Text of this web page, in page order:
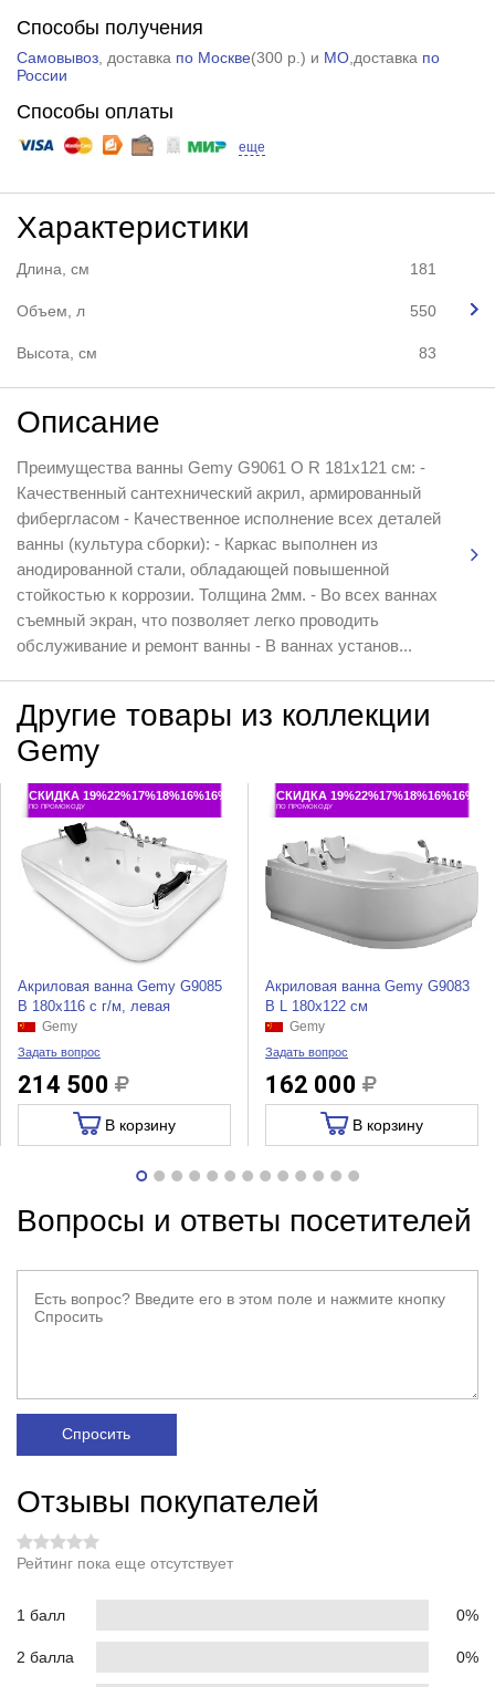
Способы получения
Самовывоз, доставка по Москве(300 р.) и МО,доставка по
России
Способы оплаты
еще
Характеристики
Длина, см 181
Объем, л 550
Высота, см 83
Описание
Преимущества ванны Gemy G9061 O R 181x121 см: -
Качественный сантехнический акрил, армированный
фибергласом - Качественное исполнение всех деталей
ванны (культура сборки): - Каркас выполнен из
анодированной стали, обладающей повышенной
стойкостью к коррозии. Толщина 2мм. - Во всех ваннах
съемный экран, что позволяет легко проводить
обслуживание и ремонт ванны - В ваннах установ...
Другие товары из коллекции
Gemy
СКИДКА 19%22%17%18%16%16%
ПО ПРОМОКОДУ
Акриловая ванна Gemy G9085
B 180x116 с г/м, левая
Gemy
Задать вопрос
214 500
В корзину
СКИДКА 19%22%17%18%16%16%
ПО ПРОМОКОДУ
Акриловая ванна Gemy G9083
B L 180x122 см
Gemy
Задать вопрос
162 000
В корзину
Вопросы и ответы посетителей
Спросить
Отзывы покупателей
Рейтинг пока еще отсутствует
1 балл 0%
2 балла 0%